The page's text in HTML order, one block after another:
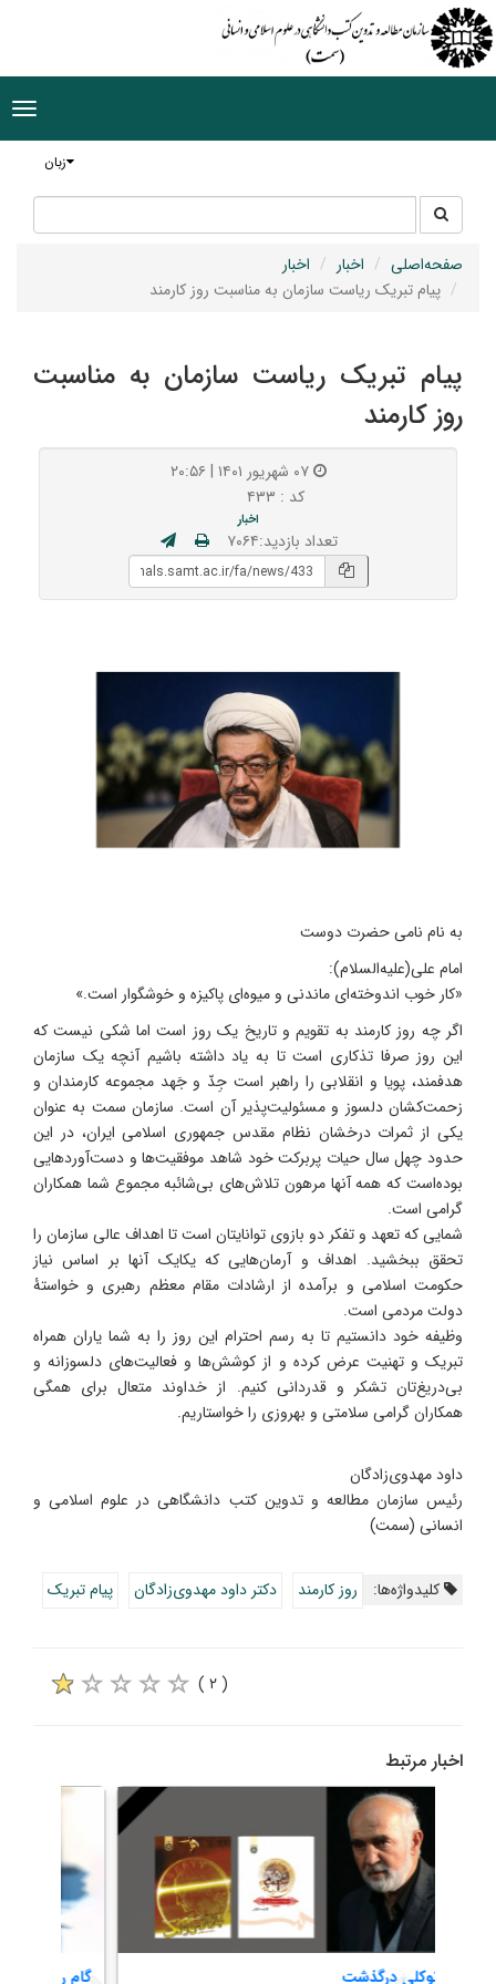
زبان
جستجو
در
سایت
صفحه‌اصلی اخبار
اخبار
پیام تبریک ریاست سازمان به مناسبت روز کارمند
پیام تبریک ریاست سازمان به مناسبت
روز کارمند
۰۷ شهریور ۱۴۰۱ | ۲۰:۵۶
کد : ۴۳۳
اخبار
تعداد بازدید:۷۰۶۴
به نام نامی حضرت دوست
امام علی(علیه‌السلام):
«کار خوب اندوخته‌ای ماندنی و میوه‌ای پاکیزه و خوشگوار است.»
اگر چه روز کارمند به تقویم و تاریخ یک روز است اما شکی نیست که
این روز صرفا تذکاری است تا به یاد داشته باشیم آنچه یک سازمان
هدفمند، پویا و انقلابی را راهبر است جِدّ و جَهد مجموعه کارمندان و
زحمت‌کشان دلسوز و مسئولیت‌پذیر آن است. سازمان سمت به عنوان
یکی از ثمرات درخشان نظام مقدس جمهوری اسلامی ایران، در این
حدود چهل سال حیات پربرکت خود شاهد موفقیت‌ها و دست‌آوردهایی‌
بوده‌است که همه آنها مرهون تلاش‌های بی‌شائبه مجموع شما همکاران
گرامی است.
شمایی که تعهد و تفکر دو بازوی توانایتان است تا اهداف عالی سازمان را
تحقق ببخشید. اهداف و آرمان‌هایی که یکا‌یک آنها بر اساس نیاز
حکومت اسلامی و برآمده از ارشادات مقام معظم رهبری و خواستۀ
دولت مردمی است.
وظیفه خود ‌دانستیم تا به رسم احترام این روز را به شما یاران همراه
تبریک و تهنیت عرض کرده و از کوشش‌ها و فعالیت‌های دلسوزانه و
بی‌دریغ‌تان تشکر و قدردانی ‌کنیم. از خداوند متعال برای همگی
همکاران گرامی سلامتی و بهروزی را خواستاریم.
داود مهدوی‌زادگان
رئیس سازمان مطالعه و تدوین کتب دانشگاهی در علوم اسلامی و
انسانی (سمت)
کلیدواژه‌ها: روز کارمند دکتر داود مهدوی‌زادگان پیام تبریک
( ۲ )
اخبار مرتبط
احمد توکلی درگذشت